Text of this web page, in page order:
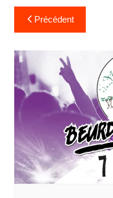
Navigation
de
l’article
Précédent